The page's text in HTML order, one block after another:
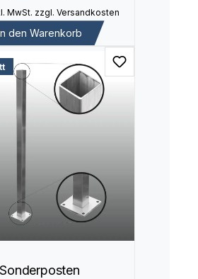
MwSt. zzgl. Versandkosten
den Warenkorb
Sonderposten